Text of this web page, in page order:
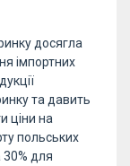
досягла
імпортних
та давить
ціни на
польських
30% для